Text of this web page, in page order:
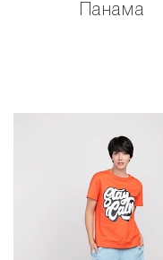
Панама